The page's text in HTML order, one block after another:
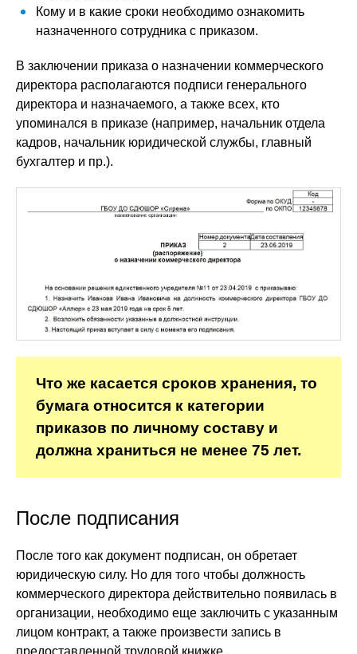
Кому и в какие сроки необходимо ознакомить
назначенного сотрудника с приказом.
В заключении приказа о назначении коммерческого
директора располагаются подписи генерального
директора и назначаемого, а также всех, кто
упоминался в приказе (например, начальник отдела
кадров, начальник юридической службы, главный
бухгалтер и пр.).
Что же касается сроков хранения, то
бумага относится к категории
приказов по личному составу и
должна храниться не менее 75 лет.
После подписания
После того как документ подписан, он обретает
юридическую силу. Но для того чтобы должность
коммерческого директора действительно появилась в
организации, необходимо еще заключить с указанным
лицом контракт, а также произвести запись в